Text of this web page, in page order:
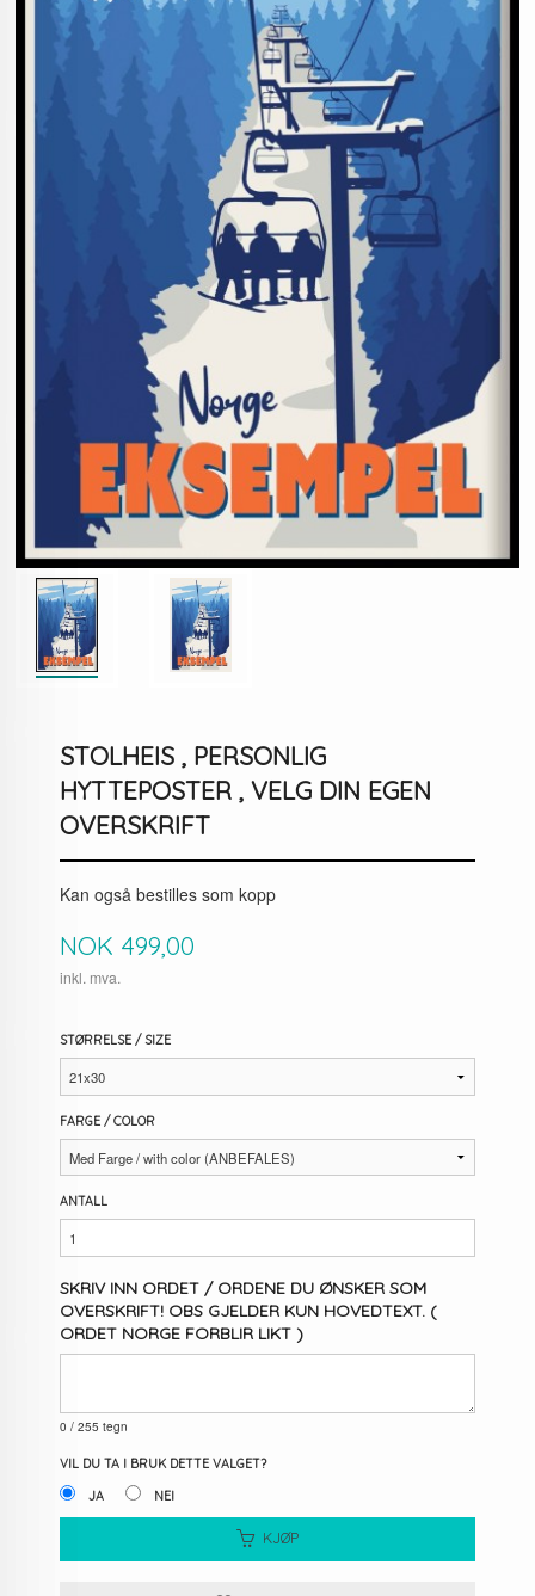
STOLHEIS , PERSONLIG
HYTTEPOSTER , VELG DIN EGEN
OVERSKRIFT
Kan også bestilles som kopp
Pris
NOK 499,00
inkl. mva.
STØRRELSE / SIZE
FARGE / COLOR
ANTALL
SKRIV INN ORDET / ORDENE DU ØNSKER SOM
OVERSKRIFT! OBS GJELDER KUN HOVEDTEXT. (
ORDET NORGE FORBLIR LIKT )
0 / 255 tegn
VIL DU TA I BRUK DETTE VALGET?
JA
NEI
KJØP